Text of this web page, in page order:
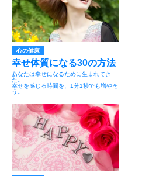
心の健康
幸せ体質になる30の方法
あなたは幸せになるために生まれてき
た。
幸せを感じる時間を、1分1秒でも増やそ
う。